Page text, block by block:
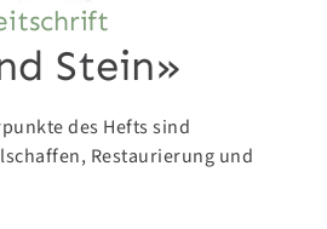
Stein»
des Hefts sind
Restaurierung und